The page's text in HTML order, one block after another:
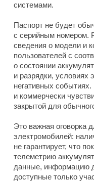
системами.
Паспорт не будет
с серийным номером.
сведения о модели и
пользователей с
о состоянии
и разрядки, условиях
негативных событиях.
и коммерчески
закрытой для
Это важная оговорка
электромобилей:
не гарантирует, что
телеметрию
данные, информацию
доступные только